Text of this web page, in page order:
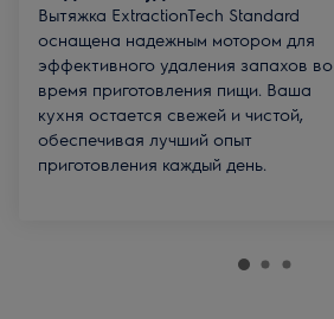
Вытяжка ExtractionTech Standard
оснащена надежным мотором для
эффективного удаления запахов во
время приготовления пищи. Ваша
кухня остается свежей и чистой,
обеспечивая лучший опыт
приготовления каждый день.